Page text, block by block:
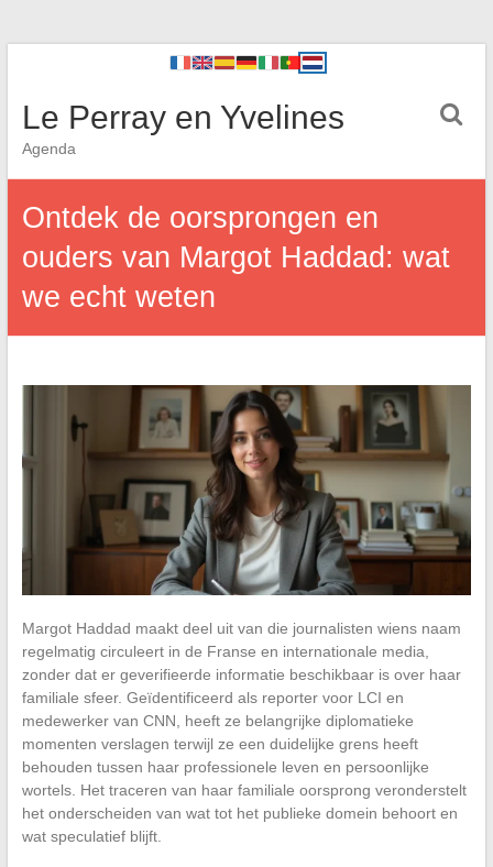
Le Perray en Yvelines
Agenda
Ontdek de oorsprongen en
ouders van Margot Haddad: wat
we echt weten
Margot Haddad maakt deel uit van die journalisten wiens naam
regelmatig circuleert in de Franse en internationale media,
zonder dat er geverifieerde informatie beschikbaar is over haar
familiale sfeer. Geïdentificeerd als reporter voor LCI en
medewerker van CNN, heeft ze belangrijke diplomatieke
momenten verslagen terwijl ze een duidelijke grens heeft
behouden tussen haar professionele leven en persoonlijke
wortels. Het traceren van haar familiale oorsprong veronderstelt
het onderscheiden van wat tot het publieke domein behoort en
wat speculatief blijft.